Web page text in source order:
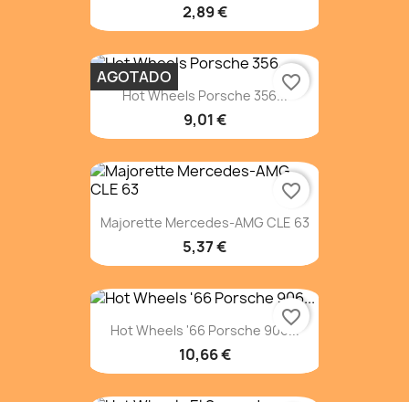
2,89 €
Hot Wheels Porsche 356...
9,01 €
AGOTADO favorite_border
Majorette Mercedes-AMG CLE 63
5,37 €
favorite_border
Hot Wheels '66 Porsche 906...
10,66 €
favorite_border